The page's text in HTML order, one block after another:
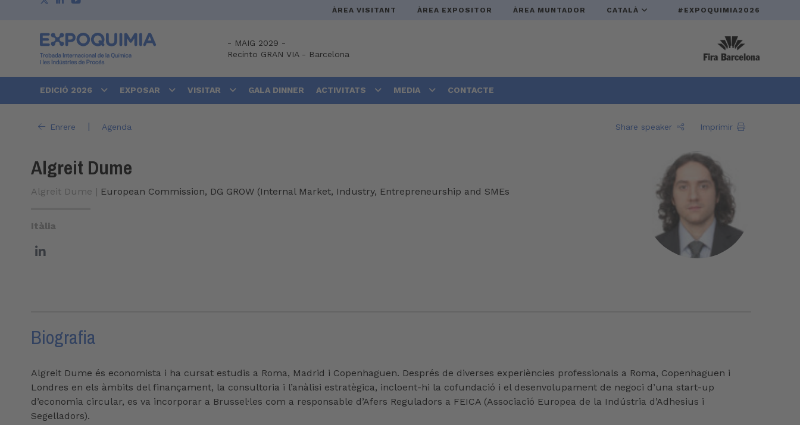
ÀREA VISITANT ÀREA EXPOSITOR ÀREA MUNTADOR CATALÀ #EXPOQUIMIA2026
- MAIG 2029 -
Recinto GRAN VIA- Barcelona
EDICIÓ 2026 EXPOSAR VISITAR GALA DINNER ACTIVITATS MEDIA CONTACTE
Enrere | Agenda Share speaker Imprimir
Algreit Dume
Algreit Dume | European Commission, DG GROW (Internal Market, Industry, Entrepreneurship and SMEs
Itàlia
Biografia
Algreit Dume és economista i ha cursat estudis a Roma, Madrid i Copenhaguen. Després de diverses experiències professionals a Roma, Copenhaguen i
Londres en els àmbits del finançament, la consultoria i l’anàlisi estratègica, incloent-hi la cofundació i el desenvolupament de negoci d’una start-up
d’economia circular, es va incorporar a Brussel·les com a responsable d’Afers Reguladors a FEICA (Associació Europea de la Indústria d’Adhesius i
Segelladors).